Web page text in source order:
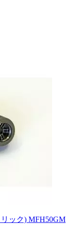
ック) MFH50GM